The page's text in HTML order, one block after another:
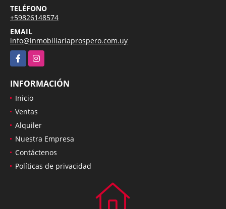
TELÉFONO
+59826148574
EMAIL
info@inmobiliariaprospero.com.uy
FacebookInstagram
INFORMACIÓN
Inicio
Ventas
Alquiler
Nuestra Empresa
Contáctenos
Políticas de privacidad